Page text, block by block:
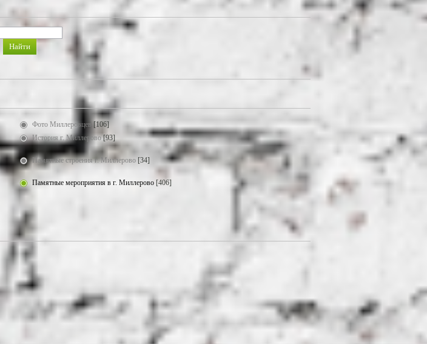
Фото Миллеровцев [106]
История г. Миллерово [93]
Памятные строения г. Миллерово [34]
Памятные мероприятия в г. Миллерово [406]